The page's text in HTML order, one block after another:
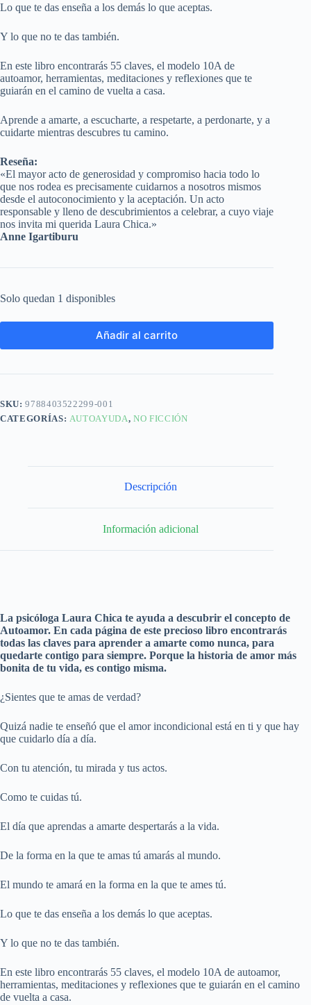
Lo que te das enseña a los demás lo que aceptas.
Y lo que no te das también.
En este libro encontrarás 55 claves, el modelo 10A de
autoamor, herramientas, meditaciones y reflexiones que te
guiarán en el camino de vuelta a casa.
Aprende a amarte, a escucharte, a respetarte, a perdonarte, y a
cuidarte mientras descubres tu camino.
Reseña:
«El mayor acto de generosidad y compromiso hacia todo lo
que nos rodea es precisamente cuidarnos a nosotros mismos
desde el autoconocimiento y la aceptación. Un acto
responsable y lleno de descubrimientos a celebrar, a cuyo viaje
nos invita mi querida Laura Chica.»
Anne Igartiburu
Solo quedan 1 disponibles
Añadir al carrito
SKU:9788403522299-001
CATEGORÍAS: AUTOAYUDA, NO FICCIÓN
Descripción
Información adicional
La psicóloga Laura Chica te ayuda a descubrir el concepto de
Autoamor. En cada página de este precioso libro encontrarás
todas las claves para aprender a amarte como nunca, para
quedarte contigo para siempre. Porque la historia de amor más
bonita de tu vida, es contigo misma.
¿Sientes que te amas de verdad?
Quizá nadie te enseñó que el amor incondicional está en ti y que hay
que cuidarlo día a día.
Con tu atención, tu mirada y tus actos.
Como te cuidas tú.
El día que aprendas a amarte despertarás a la vida.
De la forma en la que te amas tú amarás al mundo.
El mundo te amará en la forma en la que te ames tú.
Lo que te das enseña a los demás lo que aceptas.
Y lo que no te das también.
En este libro encontrarás 55 claves, el modelo 10A de autoamor,
herramientas, meditaciones y reflexiones que te guiarán en el camino
de vuelta a casa.